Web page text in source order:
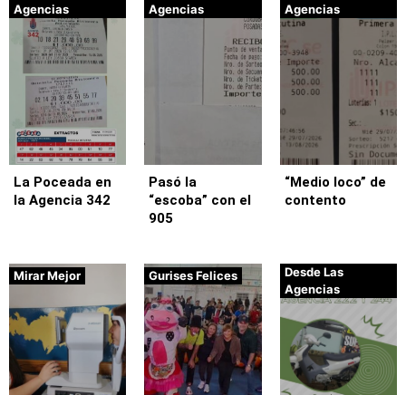
Agencias
La Poceada en
la Agencia 342
Agencias
Pasó la
“escoba” con el
905
Agencias
“Medio loco” de
contento
Mirar Mejor Gurises Felices
Desde Las
Agencias